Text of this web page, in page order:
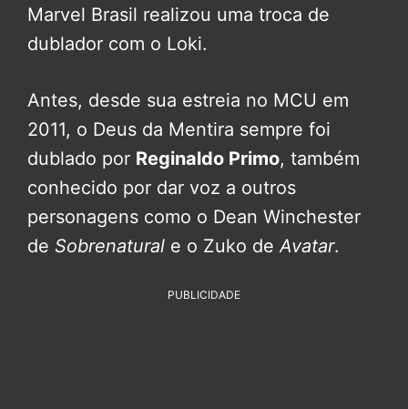
Marvel Brasil realizou uma troca de
dublador com o Loki.
Antes, desde sua estreia no MCU em
2011, o Deus da Mentira sempre foi
dublado por Reginaldo Primo, também
conhecido por dar voz a outros
personagens como o Dean Winchester
de Sobrenatural e o Zuko deAvatar.
PUBLICIDADE